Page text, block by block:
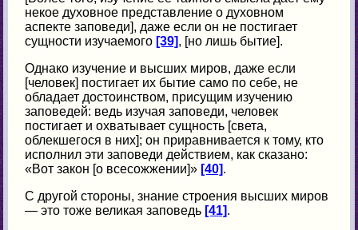
некое духовное представление о духовном
аспекте заповеди], даже если он не постигает
сущности изучаемого [39], [но лишь бытие].
Однако изучение и высших миров, даже если
[человек] постигает их бытие само по себе, не
обладает достоинством, присущим изучению
заповедей: ведь изучая заповеди, человек
постигает и охватывает сущность [света,
облекшегося в них]; он приравнивается к тому, кто
исполнил эти заповеди действием, как сказано:
«Вот закон [о всесожжении]» [40].
С другой стороны, знание строения высших миров
— это тоже великая заповедь [41].